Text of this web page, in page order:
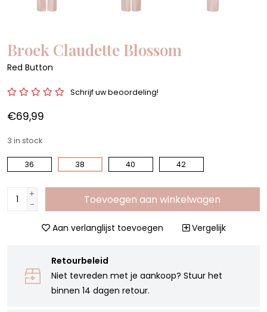
Broek Claudette Blossom
Red Button
Schrijf uw beoordeling!
€69,99
3 in stock
36 38 40 42
+
-
Toevoegen aan winkelwagen
Aan verlanglijst toevoegen Vergelijk
Retourbeleid
Niet tevreden met je aankoop? Stuur het
binnen 14 dagen retour.